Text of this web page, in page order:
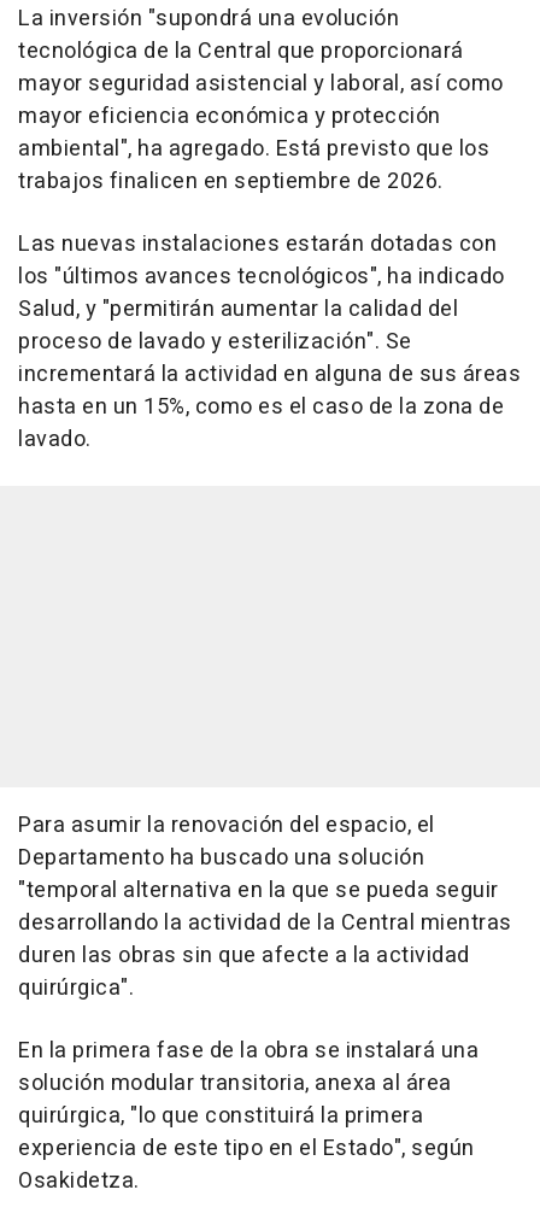
La inversión "supondrá una evolución
tecnológica de la Central que proporcionará
mayor seguridad asistencial y laboral, así como
mayor eficiencia económica y protección
ambiental", ha agregado. Está previsto que los
trabajos finalicen en septiembre de 2026.
Las nuevas instalaciones estarán dotadas con
los "últimos avances tecnológicos", ha indicado
Salud, y "permitirán aumentar la calidad del
proceso de lavado y esterilización". Se
incrementará la actividad en alguna de sus áreas
hasta en un 15%, como es el caso de la zona de
lavado.
Para asumir la renovación del espacio, el
Departamento ha buscado una solución
"temporal alternativa en la que se pueda seguir
desarrollando la actividad de la Central mientras
duren las obras sin que afecte a la actividad
quirúrgica".
En la primera fase de la obra se instalará una
solución modular transitoria, anexa al área
quirúrgica, "lo que constituirá la primera
experiencia de este tipo en el Estado", según
Osakidetza.